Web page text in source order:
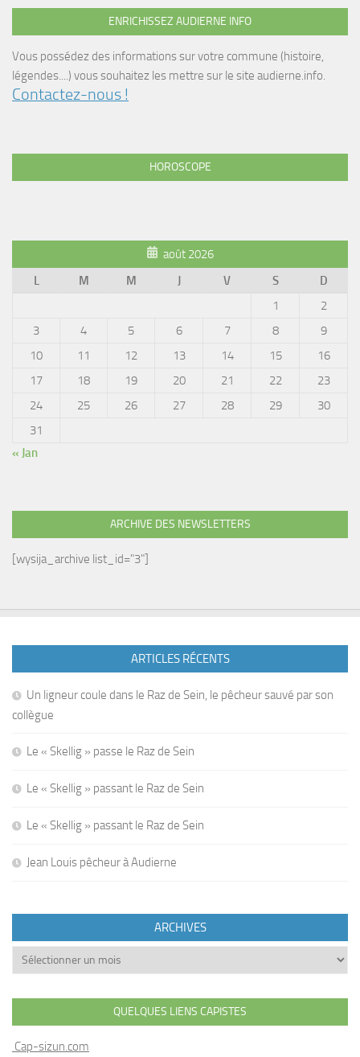
ENRICHISSEZ AUDIERNE INFO
Vous possédez des informations sur votre commune (histoire,
légendes....) vous souhaitez les mettre sur le site audierne.info.
Contactez-nous !
HOROSCOPE
août 2026
L
M M J V S
D
1
2
3
4 5 6 7 8
9
10
11 12 13 14 15
16
17
18 19 20 21 22
23
24
25 26 27 28 29
30
31
« Jan
ARCHIVE DES NEWSLETTERS
[wysija_archive list_id="3"]
ARTICLES RÉCENTS
Un ligneur coule dans le Raz de Sein, le pêcheur sauvé par son
collègue
Le « Skellig » passe le Raz de Sein
Le « Skellig » passant le Raz de Sein
Le « Skellig » passant le Raz de Sein
Jean Louis pêcheur à Audierne
ARCHIVES
Archives
QUELQUES LIENS CAPISTES
Cap-sizun.com